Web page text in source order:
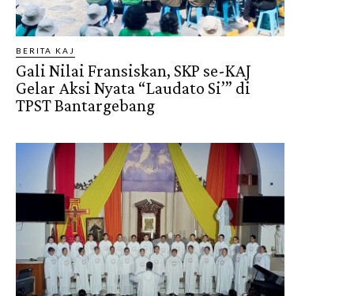
BERITA KAJ
Gali Nilai Fransiskan, SKP se-KAJ
Gelar Aksi Nyata “Laudato Si’” di
TPST Bantargebang